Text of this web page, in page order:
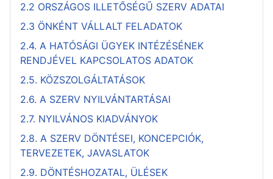
2.2 ORSZÁGOS ILLETŐSÉGŰ SZERV ADATAI
2.3 ÖNKÉNT VÁLLALT FELADATOK
2.4. A HATÓSÁGI ÜGYEK INTÉZÉSÉNEK
RENDJÉVEL KAPCSOLATOS ADATOK
2.5. KÖZSZOLGÁLTATÁSOK
2.6. A SZERV NYILVÁNTARTÁSAI
2.7. NYILVÁNOS KIADVÁNYOK
2.8. A SZERV DÖNTÉSEI, KONCEPCIÓK,
TERVEZETEK, JAVASLATOK
2.9. DÖNTÉSHOZATAL, ÜLÉSEK